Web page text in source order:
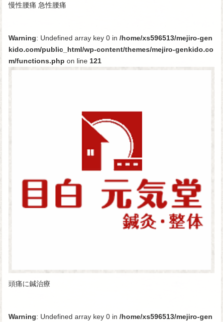
慢性腰痛 急性腰痛
Warning: Undefined array key 0 in /home/xs596513/mejiro-gen
kido.com/public_html/wp-content/themes/mejiro-genkido.co
m/functions.php on line 121
頭痛に鍼治療
Warning: Undefined array key 0 in /home/xs596513/mejiro-gen